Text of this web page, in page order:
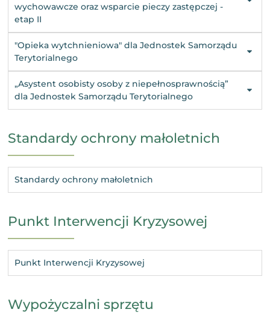
wychowawcze oraz wsparcie pieczy zastępczej -
etap II
"Opieka wytchnieniowa" dla Jednostek Samorządu
Terytorialnego
„Asystent osobisty osoby z niepełnosprawnością”
dla Jednostek Samorządu Terytorialnego
Standardy ochrony małoletnich
Standardy ochrony małoletnich
Punkt Interwencji Kryzysowej
Punkt Interwencji Kryzysowej
Wypożyczalni sprzętu